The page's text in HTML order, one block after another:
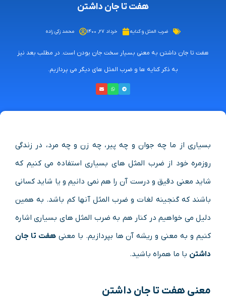
هفت تا جان داشتن
ضرب المثل و کنایه خرداد ۲۷, ۱۴۰۰ محمد زکی زاده
هفت تا جان داشتن به معنی بسیار سخت جان بودن است. در مطلب بعد نیز
به ذکر کنایه ها و ضرب المثل های دیگر می پردازیم.
بسیاری از ما چه جوان و چه پیر، چه زن و چه مرد، در زندگی
روزمره خود از ضرب المثل های بسیاری استفاده می کنیم که
شاید معنی دقیق و درست آن را هم نمی دانیم و یا شاید کسانی
باشند که گنجینه لغات و ضرب المثل آنها کم باشد. به همین
دلیل می خواهیم در کنار هم به ضرب المثل های بسیاری اشاره
کنیم و به معنی و ریشه آن ها بپردازیم. با معنیهفت تا جان
داشتن با ما همراه باشید.
معنی هفت تا جان داشتن